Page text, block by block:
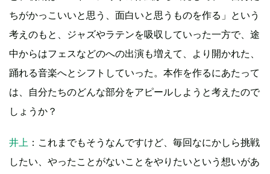
ちがかっこいいと思う、面白いと思うものを作る」という
考えのもと、ジャズやラテンを吸収していった一方で、途
中からはフェスなどのへの出演も増えて、より開かれた、
踊れる音楽へとシフトしていった。本作を作るにあたって
は、自分たちのどんな部分をアピールしようと考えたので
しょうか？
井上 ：これまでもそうなんですけど、毎回なにかしら挑戦
したい、やったことがないことをやりたいという想いがあ